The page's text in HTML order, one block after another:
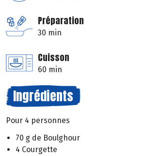
Préparation
30 min
Cuisson
60 min
Ingrédients
Pour 4 personnes
70 g de Boulghour
4 Courgette